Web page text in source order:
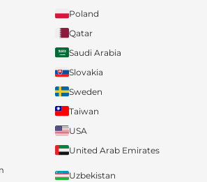
Poland
Qatar
Saudi Arabia
Slovakia
Sweden
Taiwan
USA
United Arab Emirates
Uzbekistan